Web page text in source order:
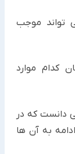
تواند موجب
کدام موارد
دانست که در
به آن ها